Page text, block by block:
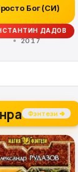
Бог (СИ)
ДАДОВ
2017
Фэнтези →